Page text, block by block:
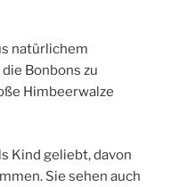
natürlichem
Bonbons zu
Himbeerwalze
Kind geliebt, davon
Sie sehen auch